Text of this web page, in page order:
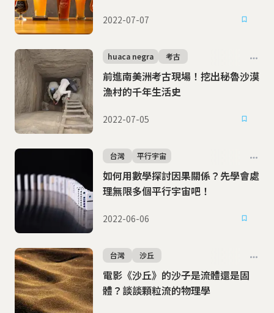
2022-07-07
前進南美洲考古現場！挖出秘魯沙漠
漁村的千年生活史
huaca negra 考古
2022-07-05
如何用數學探討因果關係？先學會處
理無限多個平行宇宙吧！
台灣 平行宇宙
2022-06-06
電影《沙丘》的沙子是流體還是固
體？談談顆粒流的物理學
台灣 沙丘